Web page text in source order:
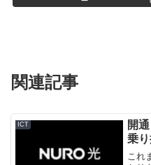
関連記事
ICT
開
乗り
これ